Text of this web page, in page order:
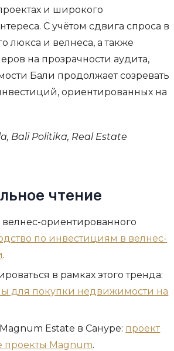
и широкого
С учётом сдвига спроса в
люкса и велнеса, а также
на прозрачности аудита,
Бали продолжает созревать
ориентированных на
Bali Politika, Real Estate
чтение
ориентированного
по инвестициям в велнес-
.
в рамках этого тренда:
для покупки недвижимости на
Estate в Сануре: проект
проекты Magnum.